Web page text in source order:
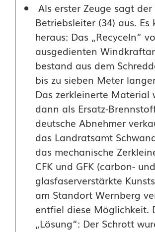
Als erster Zeuge sagt der
Betriebsleiter (34) aus. Es
heraus: Das „Recyceln“
ausgedienten
bestand aus dem
bis zu sieben Meter
Das zerkleinerte Material
dann als Ersatz-
deutsche Abnehmer
das Landratsamt
das mechanische
CFK und GFK (carbon- und
glasfaserverstärkte
am Standort Wernberg
entfiel diese Möglichkeit.
„Lösung“: Der Schrott